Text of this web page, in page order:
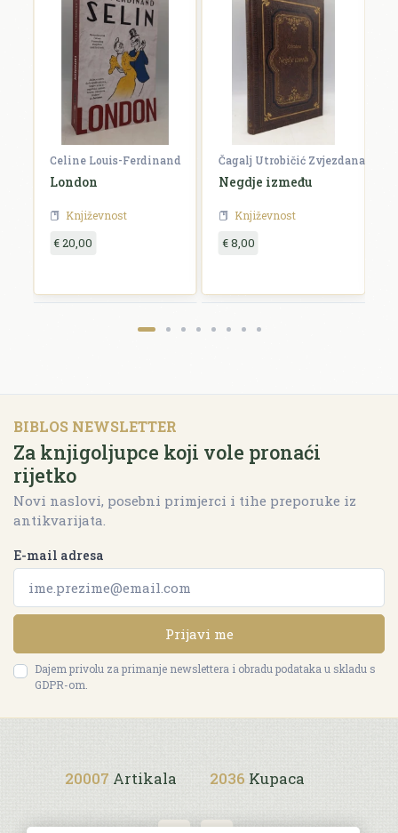
Celine Louis-Ferdinand
London
Književnost
€ 20,00
Čagalj Utrobičić Zvjezdana
Negdje između
Književnost
€ 8,00
BIBLOS NEWSLETTER
Za knjigoljupce koji vole pronaći
rijetko
Novi naslovi, posebni primjerci i tihe preporuke iz
antikvarijata.
E-mail adresa
Prijavi me
Dajem privolu za primanje newslettera i obradu podataka u skladu s
GDPR-om.
20007 Artikala 2036 Kupaca